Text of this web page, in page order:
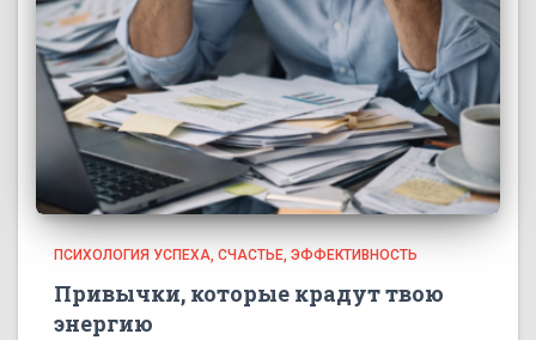
ПСИХОЛОГИЯ УСПЕХА СЧАСТЬЕ ЭФФЕКТИВНОСТЬ
Привычки, которые крадут твою
энергию